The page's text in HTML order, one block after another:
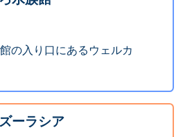
の入り口にあるウェルカ
ーラシア